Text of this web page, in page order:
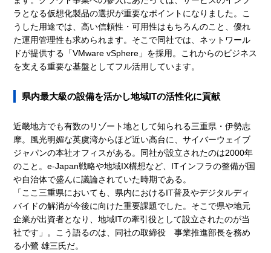
ラとなる仮想化製品の選択が重要なポイントになりました。こ
うした用途では、高い信頼性・可用性はもちろんのこと、優れ
た運用管理性も求められます。そこで同社では、ネットワール
ドが提供する「VMware vSphere」を採用。これからのビジネス
を支える重要な基盤としてフル活用しています。
県内最大級の設備を活かし地域ITの活性化に貢献
近畿地方でも有数のリゾート地として知られる三重県・伊勢志
摩。風光明媚な英虞湾からほど近い高台に、サイバーウェイブ
ジャパンの本社オフィスがある。同社が設立されたのは2000年
のこと。e-Japan戦略や地域IX構想など、ITインフラの整備が国
や自治体で盛んに議論されていた時期である。
「ここ三重県においても、県内におけるIT普及やデジタルディ
バイドの解消が今後に向けた重要課題でした。そこで県や地元
企業が出資者となり、地域ITの牽引役として設立されたのが当
社です」。こう語るのは、同社の取締役 事業推進部長を務め
る小鷺 雄三氏だ。